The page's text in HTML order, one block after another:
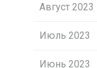
Август 2023
Июль 2023
Июнь 2023